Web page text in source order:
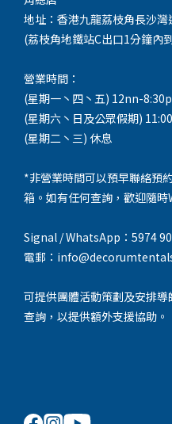
地址：香港九龍荔枝角長沙
(荔枝角地鐵站C出口1分鐘內
營業時間：
(星期一丶四丶五) 12nn-
(星期六丶日及公眾假期)
(星期二丶三) 休息
*非營業時間可以預早聯絡預
箱。如有任何查詢，歡迎隨
Signal / WhatsApp：5974
電郵：
可提供團體活動策劃及安排
查詢，以提供額外支援協助。